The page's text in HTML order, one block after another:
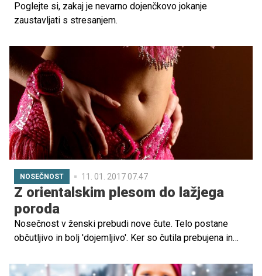
Poglejte si, zakaj je nevarno dojenčkovo jokanje
zaustavljati s stresanjem.
NOSEČNOST 11. 01. 2017 07.47
Z orientalskim plesom do lažjega
poroda
Nosečnost v ženski prebudi nove čute. Telo postane
občutljivo in bolj 'dojemljivo'. Ker so čutila prebujena in
primeren.